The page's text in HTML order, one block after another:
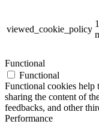
viewed_cookie_policy
Functional
Functional
Functional cookies help
sharing the content of
feedbacks, and other
Performance